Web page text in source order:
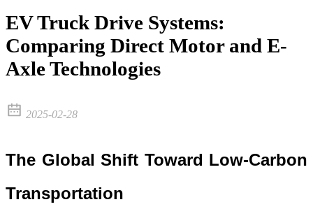
EV Truck Drive Systems:
Comparing Direct Motor and E-
Axle Technologies
2025-02-28
The Global Shift Toward Low-Carbon
Transportation